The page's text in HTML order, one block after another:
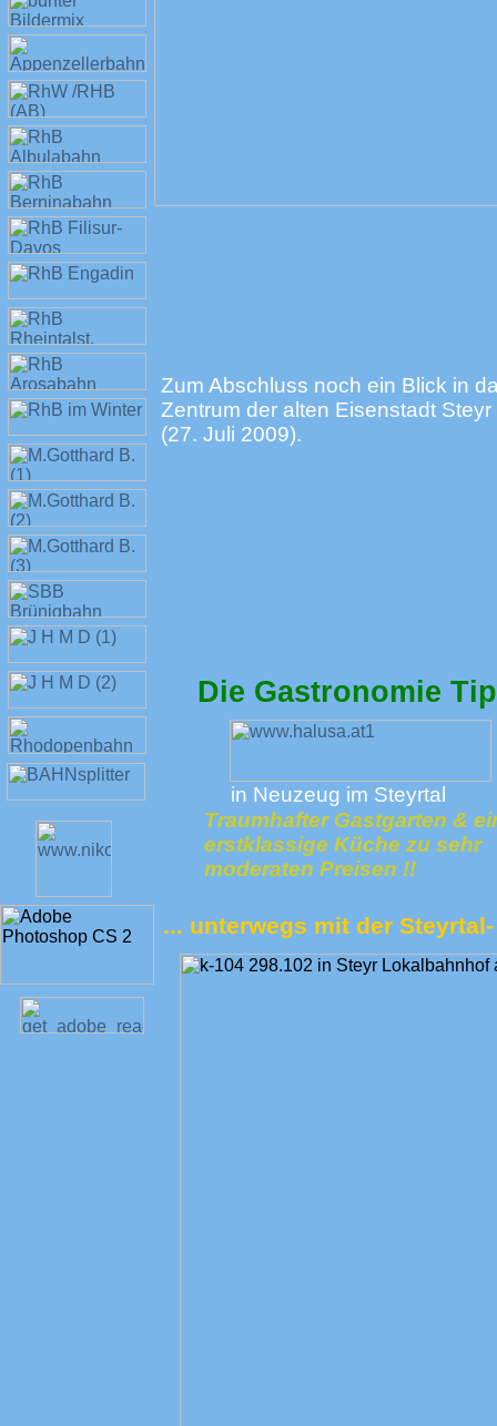
Zum Abschluss noch ein Blick in
Zentrum der alten Eisenstadt Steyr
(27. Juli 2009).
Die Gastronomie
in Neuzeug im Steyrtal
Traumhafter Gastgarten &
erstklassige Küche zu sehr
moderaten Preisen !!
... unterwegs mit der